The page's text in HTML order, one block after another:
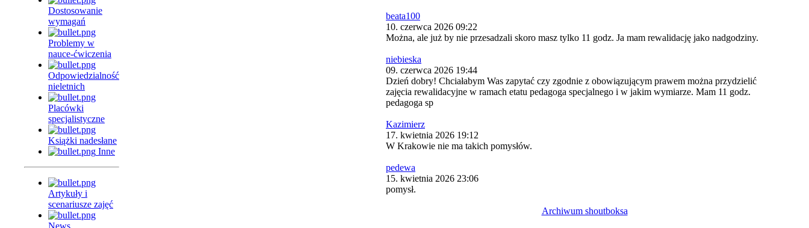
Dostosowanie
wymagań
Problemy w
nauce-ćwiczenia
Odpowiedzialność
nieletnich
Placówki
specjalistyczne
Książki nadesłane
Inne
Artykuły i
scenariusze zajęć
News
beata100
10. czerwca 2026 09:22
Można, ale już by nie przesadzali skoro masz tylko 11 godz. Ja mam rewalidację jako nadgodziny.
niebieska
09. czerwca 2026 19:44
Dzień dobry! Chciałabym Was zapytać czy zgodnie z obowiązującym prawem można przydzielić
zajęcia rewalidacyjne w ramach etatu pedagoga specjalnego i w jakim wymiarze. Mam 11 godz.
pedagoga sp
Kazimierz
17. kwietnia 2026 19:12
W Krakowie nie ma takich pomysłów.
pedewa
15. kwietnia 2026 23:06
pomysł.
Archiwum shoutboksa